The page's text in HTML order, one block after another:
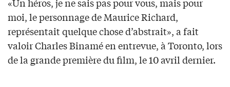
«Un héros, je ne sais pas pour vous, mais pour
moi, le personnage de Maurice Richard,
représentait quelque chose d’abstrait», a fait
valoir Charles Binamé en entrevue, à Toronto, lors
de la grande première du film, le 10 avril dernier.